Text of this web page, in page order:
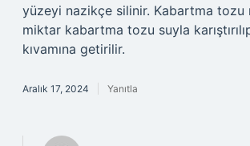
yüzeyi nazikçe silinir. Kabartma tozu
miktar kabartma tozu suyla
kıvamına getirilir.
Aralık 17, 2024 Yanıtla